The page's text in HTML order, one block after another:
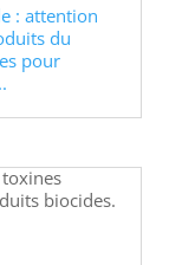
: attention
du
pour